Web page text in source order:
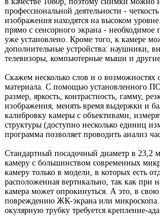
профессиональной деятельности -
изображения находятся на высоком
прямо с сенсорного экрана - необходимое
уже установлено. Кроме того, к камере
дополнительные устройства: наушники,
телевизоры, компьютерные мыши и
Скажем несколько слов и о возможностях
материала. С помощью установленного
размер, яркость, контрастность, гамму,
изображения, менять время выдержки и
калибровку камеры с объективами,
структуры (доступно несколько единиц
программа позволяет проводить анализ
Стандартный посадочный диаметр в 23,2
камеру с большинством современных
камеру только в модели, в которых есть
расположенная вертикально, так как при
камера может опрокинуться. А это, в
повреждению ЖК-экрана или
окулярную трубку требуется крепление-